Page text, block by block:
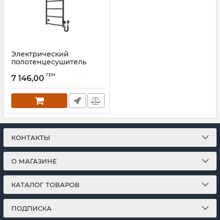
Электрический
полотенцесушитель
650х430/75 TR К графит
Артикул:2.3.0113.10.P-GR
7 146,00 грн
КОНТАКТЫ
О МАГАЗИНЕ
КАТАЛОГ ТОВАРОВ
ПОДПИСКА